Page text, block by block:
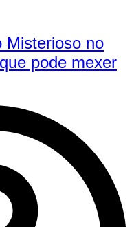
Misterioso no
pode mexer